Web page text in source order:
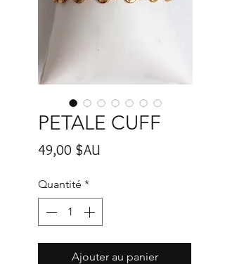
PETALE CUFF
49,00 $AU
Quantité *
Ajouter au panier